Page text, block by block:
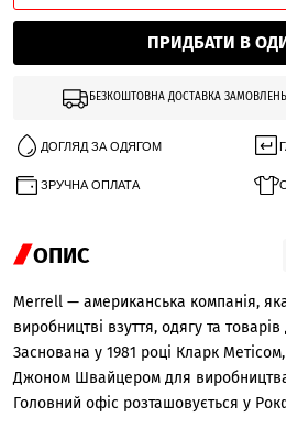
ПРИДБАТИ В
БЕЗКОШТОВНА ДОСТАВКА
ДОГЛЯД ЗА ОДЯГОМ
ЗРУЧНА ОПЛАТА
ОПИС
Merrell — американська компанія,
виробництві взуття, одягу та
Заснована у 1981 році Кларк
Джоном Швайцером для виробництва
Головний офіс розташовується у